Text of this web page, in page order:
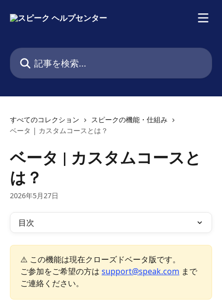
記事を検索...
すべてのコレクション
スピークの機能・仕組み
ベータ | カスタムコースとは？
ベータ | カスタムコースと
は？
2026年5月27日
目次
⚠️ この機能は現在クローズドベータ版です。
ご参加をご希望の方は support@speak.com まで
ご連絡ください。